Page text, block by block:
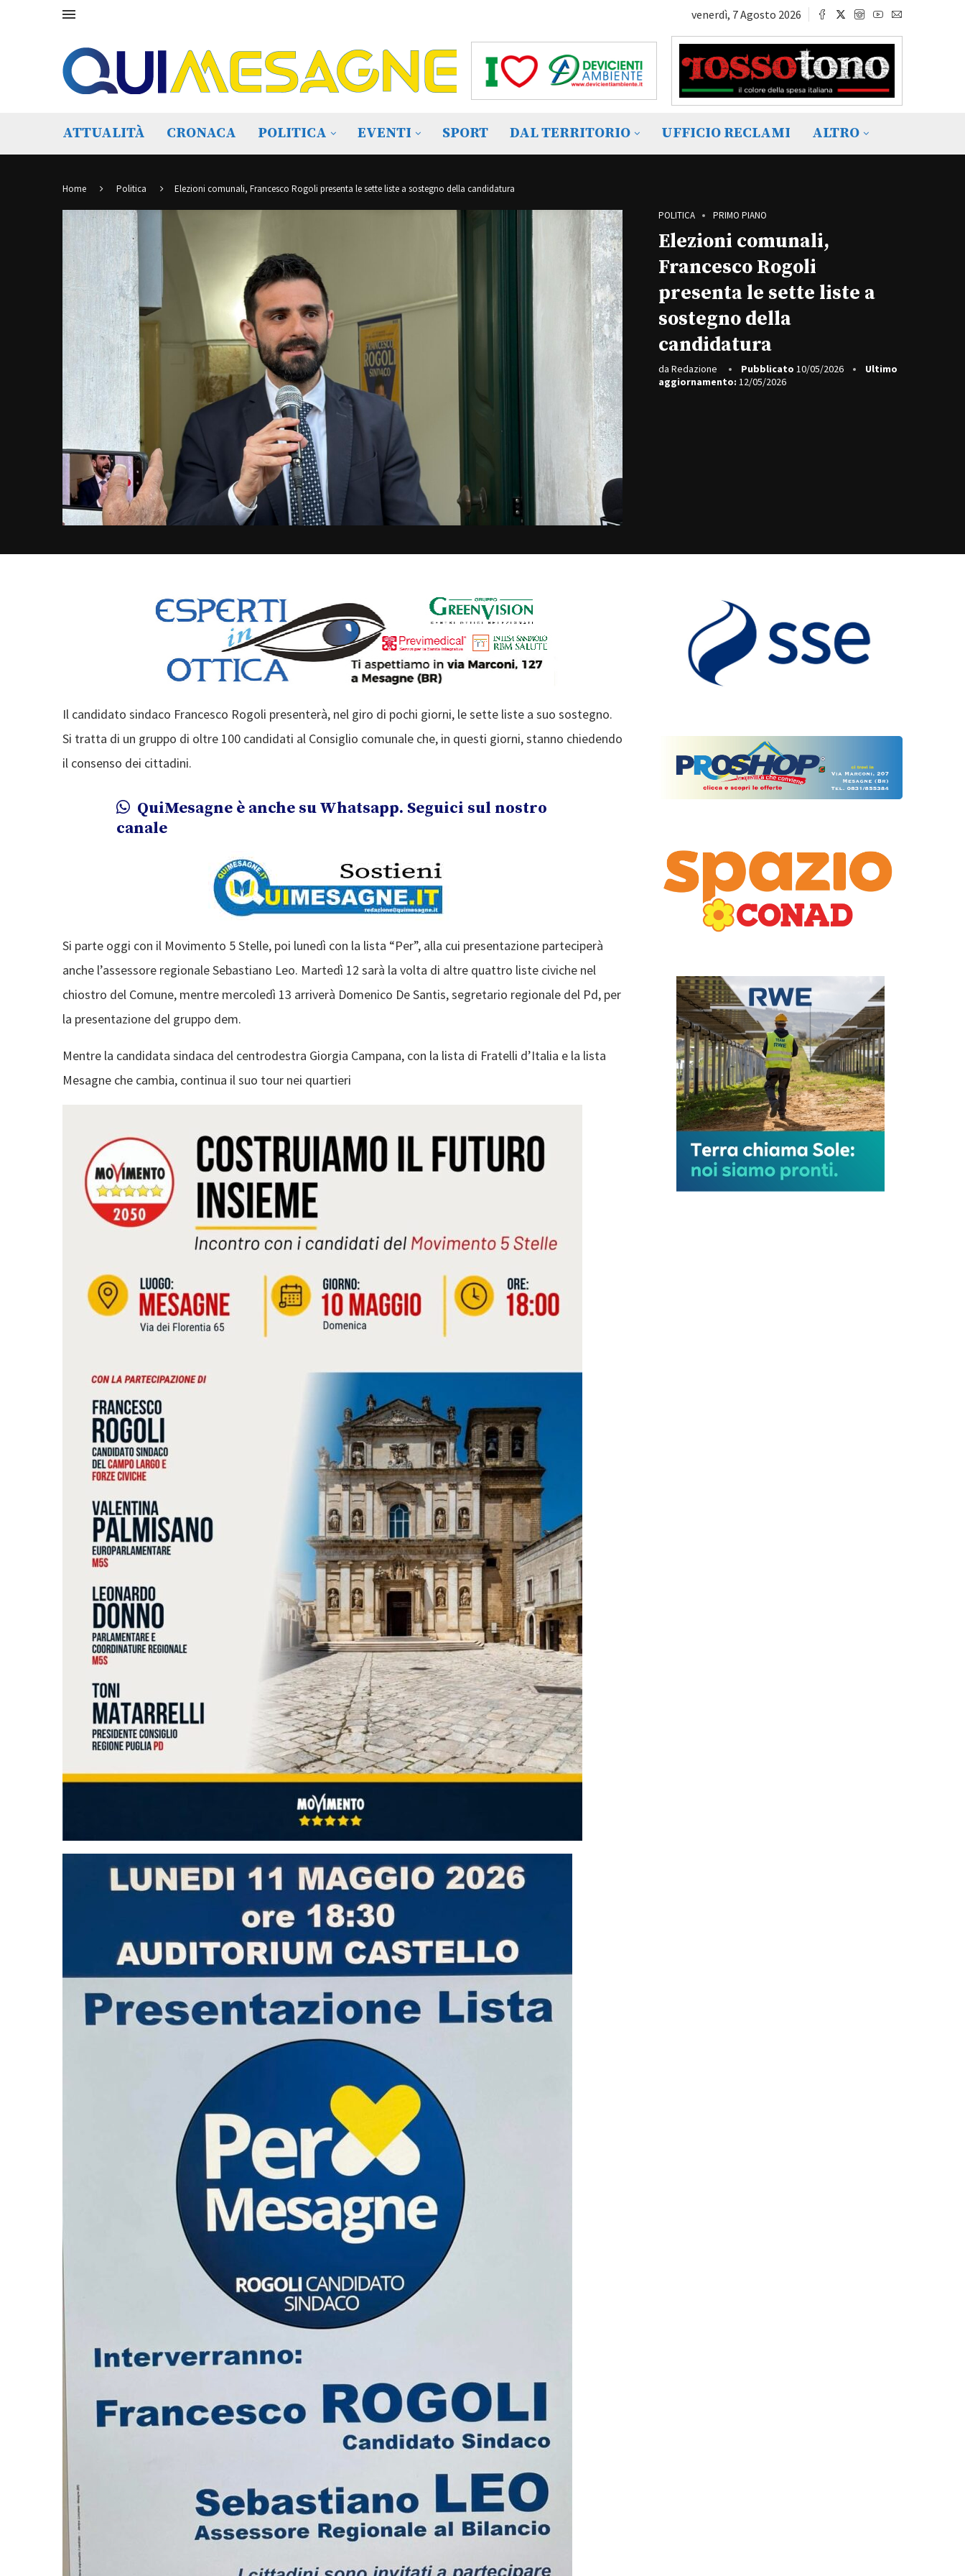
venerdì, 7 Agosto 2026
ATTUALITÀ CRONACA POLITICA EVENTI SPORT DAL TERRITORIO UFFICIO RECLAMI ALTRO
Home Politica Elezioni comunali, Francesco Rogoli presenta le sette liste a sostegno della candidatura
POLITICA PRIMO PIANO
Elezioni comunali,
Francesco Rogoli
presenta le sette liste a
sostegno della
candidatura
da Redazione Pubblicato 10/05/2026
Ultimo
aggiornamento: 12/05/2026
Il candidato sindaco Francesco Rogoli presenterà, nel giro di pochi giorni, le sette liste a suo sostegno.
Si tratta di un gruppo di oltre 100 candidati al Consiglio comunale che, in questi giorni, stanno chiedendo
il consenso dei cittadini.
QuiMesagne è anche su Whatsapp. Seguici sul nostro
canale
Si parte oggi con il Movimento 5 Stelle, poi lunedì con la lista “Per”, alla cui presentazione parteciperà
anche l’assessore regionale Sebastiano Leo. Martedì 12 sarà la volta di altre quattro liste civiche nel
chiostro del Comune, mentre mercoledì 13 arriverà Domenico De Santis, segretario regionale del Pd, per
la presentazione del gruppo dem.
Mentre la candidata sindaca del centrodestra Giorgia Campana, con la lista di Fratelli d’Italia e la lista
Mesagne che cambia, continua il suo tour nei quartieri